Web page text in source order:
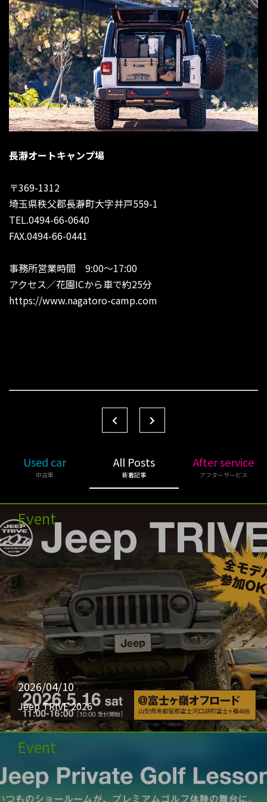
長瀞オートキャンプ場
〒369-1312
埼玉県秩父郡長瀞町大字井戸559-1
TEL.0494-66-0640
FAX.0494-66-0441
事務所営業時間 9:00〜17:00
アクセス／花園ICから車で約25分
https://www.nagatoro-camp.com
Used car
中古車
All Posts
新着記事
After service
アフターサービス
Event
2026/04/10
Jeep TRIVE 2026
Event